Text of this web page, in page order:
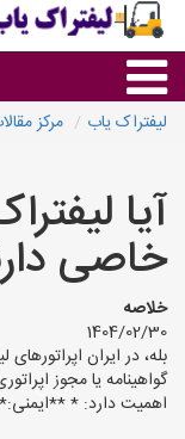
لیفتراک یاب مرکز
آیا
خاصی
خلاصه
1404/02/30
بله، در ایران
گواهینامه یا مجوز
اهمیت دارد: *